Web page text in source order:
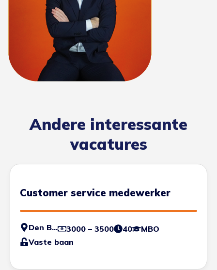
Andere interessante
vacatures
Customer service medewerker
Den Bosch 3000 – 3500 40
MBO
Vaste baan